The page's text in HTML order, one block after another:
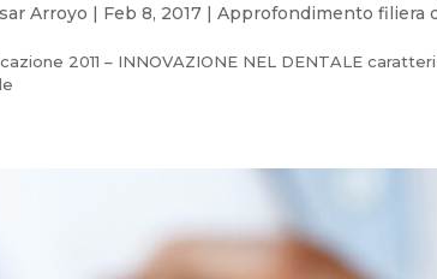
Arroyo | Feb 8, 2017 |Approfondimento filiera
2011 – INNOVAZIONE NEL DENTALE